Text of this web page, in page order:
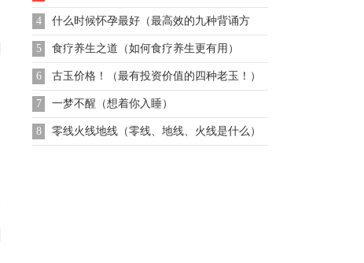
么治疗）
4 什么时候怀孕最好（最高效的九种背诵方
法）
5 食疗养生之道（如何食疗养生更有用）
6 古玉价格！（最有投资价值的四种老玉！）
7 一梦不醒（想着你入睡）
8 零线火线地线（零线、地线、火线是什么）